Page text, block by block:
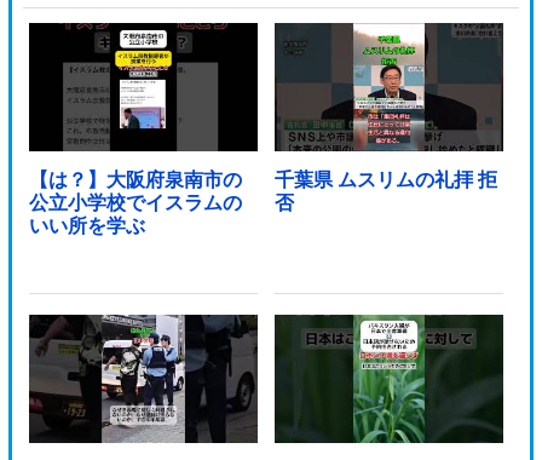
【は？】大阪府泉南市の
公立小学校でイスラムの
いい所を学ぶ
千葉県 ムスリムの礼拝 拒
否